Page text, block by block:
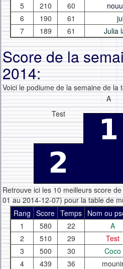
5
210 60
6
190 61
7
189 61 Julia
Score de la
2014:
Voici le podiume de la semaine de la
Test
A
Retrouve ici les 10 meilleurs score
01 au 2014-12-07) pour la table de
Rang Score Temps Nom ou
1
580 22 A
2
510 29 Test
3
500 30 Coco
4
439 36